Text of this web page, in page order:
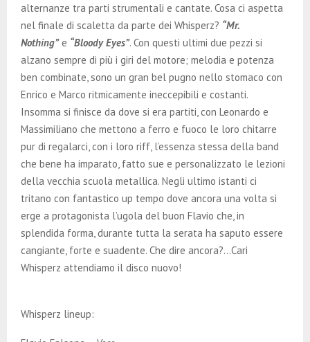
alternanze tra parti strumentali e cantate. Cosa ci aspetta
nel finale di scaletta da parte dei Whisperz? “Mr.
Nothing”e “Bloody Eyes”. Con questi ultimi due pezzi si
alzano sempre di più i giri del motore; melodia e potenza
ben combinate, sono un gran bel pugno nello stomaco con
Enrico e Marco ritmicamente ineccepibili e costanti.
Insomma si finisce da dove si era partiti, con Leonardo e
Massimiliano che mettono a ferro e fuoco le loro chitarre
pur di regalarci, con i loro riff, l’essenza stessa della band
che bene ha imparato, fatto sue e personalizzato le lezioni
della vecchia scuola metallica. Negli ultimo istanti ci
tritano con fantastico up tempo dove ancora una volta si
erge a protagonista l’ugola del buon Flavio che, in
splendida forma, durante tutta la serata ha saputo essere
cangiante, forte e suadente. Che dire ancora?…Cari
Whisperz attendiamo il disco nuovo!
Whisperz lineup: